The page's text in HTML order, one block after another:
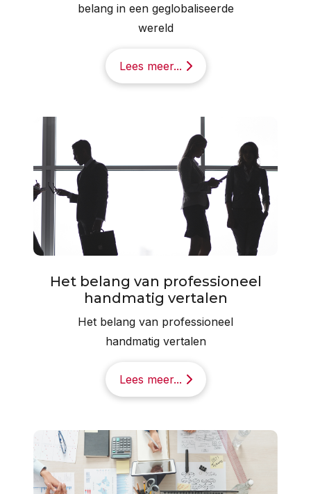
belang in een geglobaliseerde
wereld
Lees meer...
Het belang van professioneel
handmatig vertalen
Het belang van professioneel
handmatig vertalen
Lees meer...